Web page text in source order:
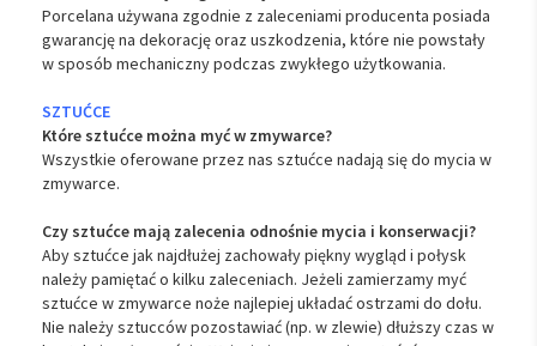
Porcelana używana zgodnie z zaleceniami producenta posiada
gwarancję na dekorację oraz uszkodzenia, które nie powstały
w sposób mechaniczny podczas zwykłego użytkowania.
SZTUĆCE
Które sztućce można myć w zmywarce?
Wszystkie oferowane przez nas sztućce nadają się do mycia w
zmywarce.
Czy sztućce mają zalecenia odnośnie mycia i konserwacji?
Aby sztućce jak najdłużej zachowały piękny wygląd i połysk
należy pamiętać o kilku zaleceniach. Jeżeli zamierzamy myć
sztućce w zmywarce noże najlepiej układać ostrzami do dołu.
Nie należy sztucców pozostawiać (np. w zlewie) dłuższy czas w